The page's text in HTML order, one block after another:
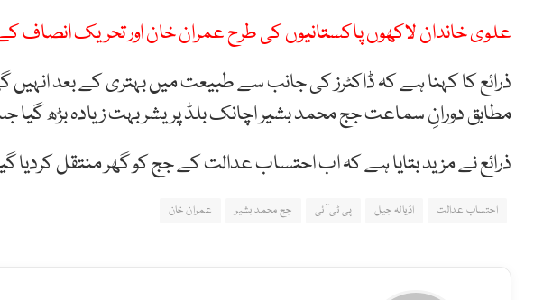
علوی خاندان لاکھوں پاکستانیوں کی طرح عمران خان اور تحریک
ذرائع کا کہنا ہے کہ ڈاکٹرز کی جانب سے طبیعت میں بہتری کے بعد
مطابق دورانِ سماعت جج محمد بشیر اچانک بلڈ پریشر بہت زیادہ بڑھ
ذرائع نے مزید بتایا ہے کہ اب احتساب عدالت کے جج کو گھر منتقل کردیا
احتساب عدالت اڈیالہ جیل پی ٹی آئی جج محمد بشیر عمران خان